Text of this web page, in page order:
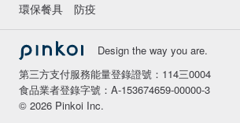
環保餐具
防疫
Design the way you are.
第三方支付服務能量登錄證號：114三0004
食品業者登錄字號：A-153674659-00000-3
© 2026 Pinkoi Inc.